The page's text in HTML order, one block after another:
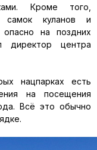
Кроме того,
самок куланов и
на поздних
директор центра
нацпарках есть
на посещения
Всё это обычно